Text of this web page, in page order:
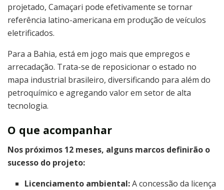
projetado, Camaçari pode efetivamente se tornar
referência latino-americana em produção de veículos
eletrificados.
Para a Bahia, está em jogo mais que empregos e
arrecadação. Trata-se de reposicionar o estado no
mapa industrial brasileiro, diversificando para além do
petroquímico e agregando valor em setor de alta
tecnologia.
O que acompanhar
Nos próximos 12 meses, alguns marcos definirão o
sucesso do projeto:
Licenciamento ambiental:A concessão da licença